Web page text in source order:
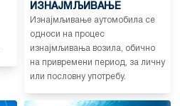
ИЗНАЈМЉИВАЊЕ
Изнајмљивање аутомобила се
односи на процес
изнајмљивања возила, обично
на привремени период, за личну
или пословну употребу.